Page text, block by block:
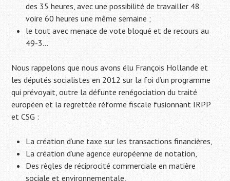
des 35 heures, avec une possibilité de travailler 48
voire 60 heures une même semaine ;
le tout avec menace de vote bloqué et de recours au
49-3…
Nous rappelons que nous avons élu François Hollande et
les députés socialistes en 2012 sur la foi d’un programme
qui prévoyait, outre la défunte renégociation du traité
européen et la regrettée réforme fiscale fusionnant IRPP
et CSG :
La création d’une taxe sur les transactions financières,
La création d’une agence européenne de notation,
Des règles de réciprocité commerciale en matière
sociale et environnementale,